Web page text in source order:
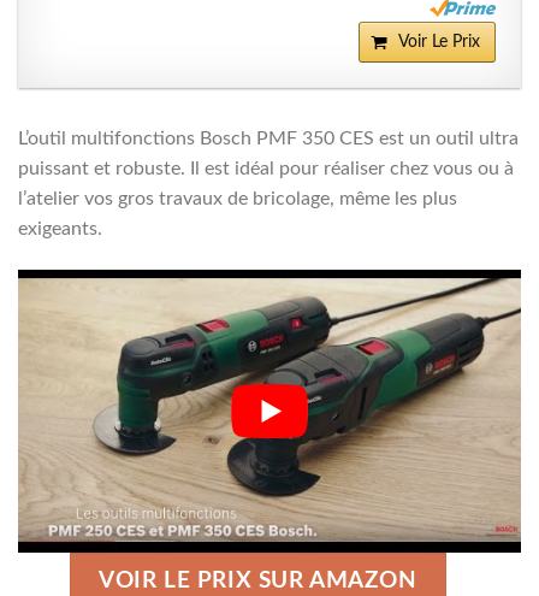
Voir Le Prix
L’outil multifonctions Bosch PMF 350 CES est un outil ultra
puissant et robuste. Il est idéal pour réaliser chez vous ou à
l’atelier vos gros travaux de bricolage, même les plus
exigeants.
VOIR LE PRIX SUR AMAZON